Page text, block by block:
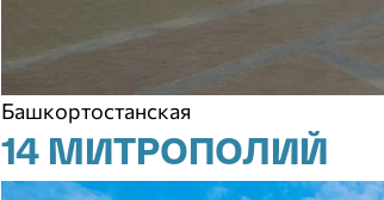
Башкортостанская
14 МИТРОПОЛИЙ